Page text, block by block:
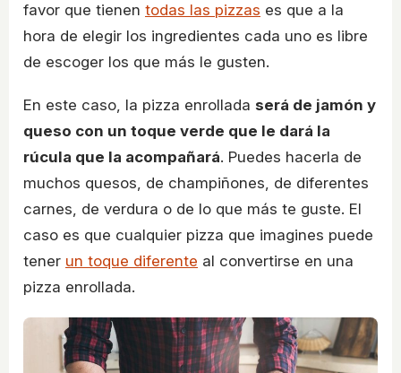
favor que tienen todas las pizzas es que a la
hora de elegir los ingredientes cada uno es libre
de escoger los que más le gusten.
En este caso, la pizza enrollada será de jamón y
queso con un toque verde que le dará la
rúcula que la acompañará. Puedes hacerla de
muchos quesos, de champiñones, de diferentes
carnes, de verdura o de lo que más te guste. El
caso es que cualquier pizza que imagines puede
tener un toque diferente al convertirse en una
pizza enrollada.